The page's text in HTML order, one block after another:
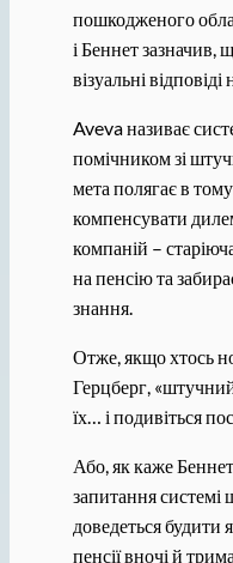
пошкодженого
і Беннет зазначив,
візуальні
Aveva називає
помічником зі
мета полягає в
компенсувати
компаній –
на пенсію та
знання.
Отже, якщо хтось
Герцберг,
їх… і подивіться
Або, як каже
запитання системі
доведеться будити
пенсії вночі й